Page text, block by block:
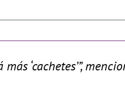
‘cachetes’”,